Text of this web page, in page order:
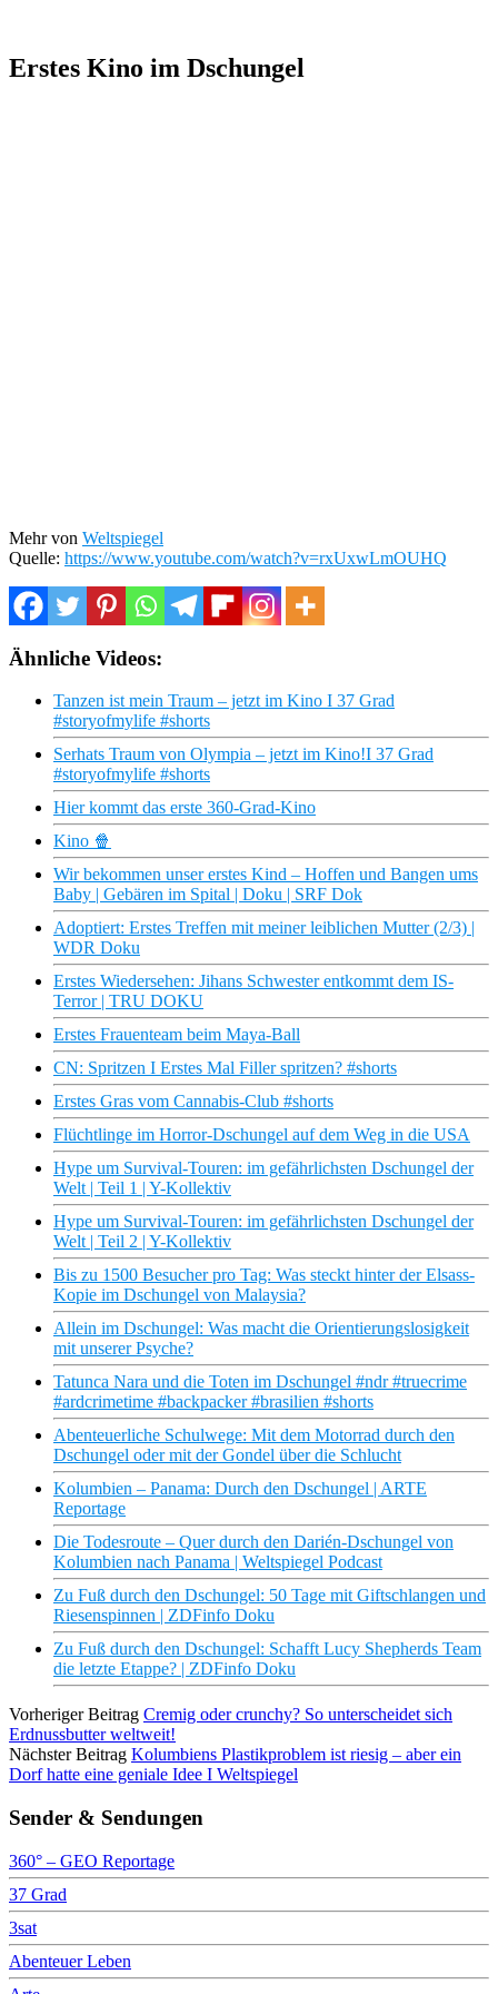
Erstes Kino im Dschungel
Mehr von Weltspiegel
Quelle: https://www.youtube.com/watch?v=rxUxwLmOUHQ
Ähnliche Videos:
Tanzen ist mein Traum – jetzt im Kino I 37 Grad
#storyofmylife #shorts
Serhats Traum von Olympia – jetzt im Kino!I 37 Grad
#storyofmylife #shorts
Hier kommt das erste 360-Grad-Kino
Kino 🍿
Wir bekommen unser erstes Kind – Hoffen und Bangen ums
Baby | Gebären im Spital | Doku | SRF Dok
Adoptiert: Erstes Treffen mit meiner leiblichen Mutter (2/3) |
WDR Doku
Erstes Wiedersehen: Jihans Schwester entkommt dem IS-
Terror | TRU DOKU
Erstes Frauenteam beim Maya-Ball
CN: Spritzen I Erstes Mal Filler spritzen? #shorts
Erstes Gras vom Cannabis-Club #shorts
Flüchtlinge im Horror-Dschungel auf dem Weg in die USA
Hype um Survival-Touren: im gefährlichsten Dschungel der
Welt | Teil 1 | Y-Kollektiv
Hype um Survival-Touren: im gefährlichsten Dschungel der
Welt | Teil 2 | Y-Kollektiv
Bis zu 1500 Besucher pro Tag: Was steckt hinter der Elsass-
Kopie im Dschungel von Malaysia?
Allein im Dschungel: Was macht die Orientierungslosigkeit
mit unserer Psyche?
Tatunca Nara und die Toten im Dschungel #ndr #truecrime
#ardcrimetime #backpacker #brasilien #shorts
Abenteuerliche Schulwege: Mit dem Motorrad durch den
Dschungel oder mit der Gondel über die Schlucht
Kolumbien – Panama: Durch den Dschungel | ARTE
Reportage
Die Todesroute – Quer durch den Darién-Dschungel von
Kolumbien nach Panama | Weltspiegel Podcast
Zu Fuß durch den Dschungel: 50 Tage mit Giftschlangen und
Riesenspinnen | ZDFinfo Doku
Zu Fuß durch den Dschungel: Schafft Lucy Shepherds Team
die letzte Etappe? | ZDFinfo Doku
Vorheriger Beitrag Cremig oder crunchy? So unterscheidet sich
Erdnussbutter weltweit!
Nächster Beitrag Kolumbiens Plastikproblem ist riesig – aber ein
Dorf hatte eine geniale Idee I Weltspiegel
Sender & Sendungen
360° – GEO Reportage
37 Grad
3sat
Abenteuer Leben